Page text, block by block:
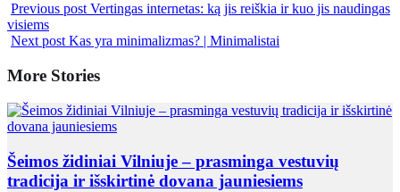
Previous post Vertingas internetas: ką jis reiškia ir kuo jis naudingas
visiems
Next post Kas yra minimalizmas? | Minimalistai
More Stories
Šeimos židiniai Vilniuje – prasminga vestuvių
tradicija ir išskirtinė dovana jauniesiems